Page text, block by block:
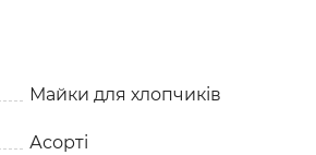
Майки для хлопчиків
Асорті